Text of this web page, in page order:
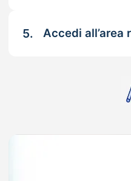
5. Accedi all’area